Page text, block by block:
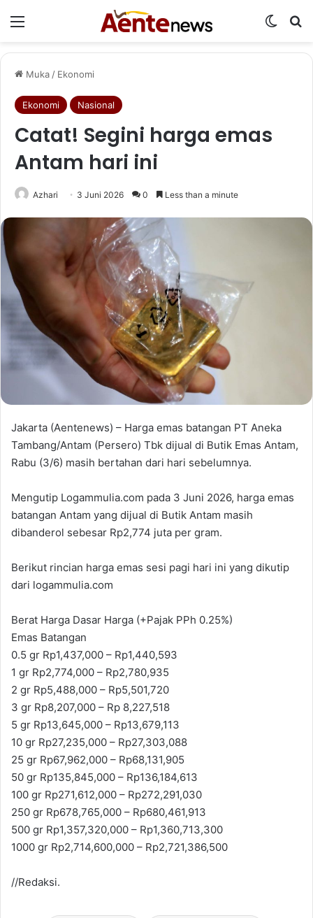
Menu
Muka / Ekonomi
Ekonomi Nasional
Catat! Segini harga emas
Antam hari ini
Azhari 3 Juni 2026 0 Less than a minute
Jakarta (Aentenews) – Harga emas batangan PT Aneka
Tambang/Antam (Persero) Tbk dijual di Butik Emas Antam,
Rabu (3/6) masih bertahan dari hari sebelumnya.
Mengutip Logammulia.com pada 3 Juni 2026, harga emas
batangan Antam yang dijual di Butik Antam masih
dibanderol sebesar Rp2,774 juta per gram.
Berikut rincian harga emas sesi pagi hari ini yang dikutip
dari logammulia.com
Berat Harga Dasar Harga (+Pajak PPh 0.25%)
Emas Batangan
0.5 gr Rp1,437,000 – Rp1,440,593
1 gr Rp2,774,000 – Rp2,780,935
2 gr Rp5,488,000 – Rp5,501,720
3 gr Rp8,207,000 – Rp 8,227,518
5 gr Rp13,645,000 – Rp13,679,113
10 gr Rp27,235,000 – Rp27,303,088
25 gr Rp67,962,000 – Rp68,131,905
50 gr Rp135,845,000 – Rp136,184,613
100 gr Rp271,612,000 – Rp272,291,030
250 gr Rp678,765,000 – Rp680,461,913
500 gr Rp1,357,320,000 – Rp1,360,713,300
1000 gr Rp2,714,600,000 – Rp2,721,386,500
//Redaksi.